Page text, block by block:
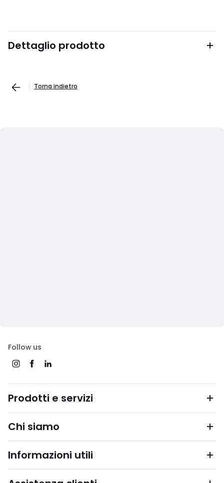
Dettaglio prodotto
Torna indietro
Follow us
Prodotti e servizi
Chi siamo
Informazioni utili